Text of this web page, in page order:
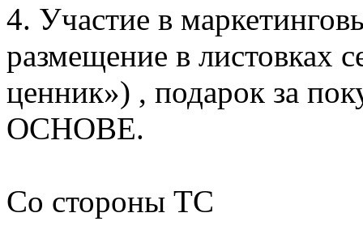
4. Участие в
размещение в листовках
ценник») , подарок за
ОСНОВЕ.
Со стороны ТС